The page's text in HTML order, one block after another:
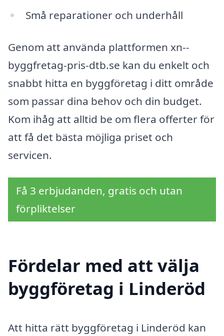
Små reparationer och underhåll
Genom att använda plattformen xn--
byggfretag-pris-dtb.se kan du enkelt och
snabbt hitta en byggföretag i ditt område
som passar dina behov och din budget.
Kom ihåg att alltid be om flera offerter för
att få det bästa möjliga priset och
servicen.
Få 3 erbjudanden, gratis och utan
förpliktelser
Fördelar med att välja
byggföretag i Linderöd
Att hitta rätt byggföretag i Linderöd kan